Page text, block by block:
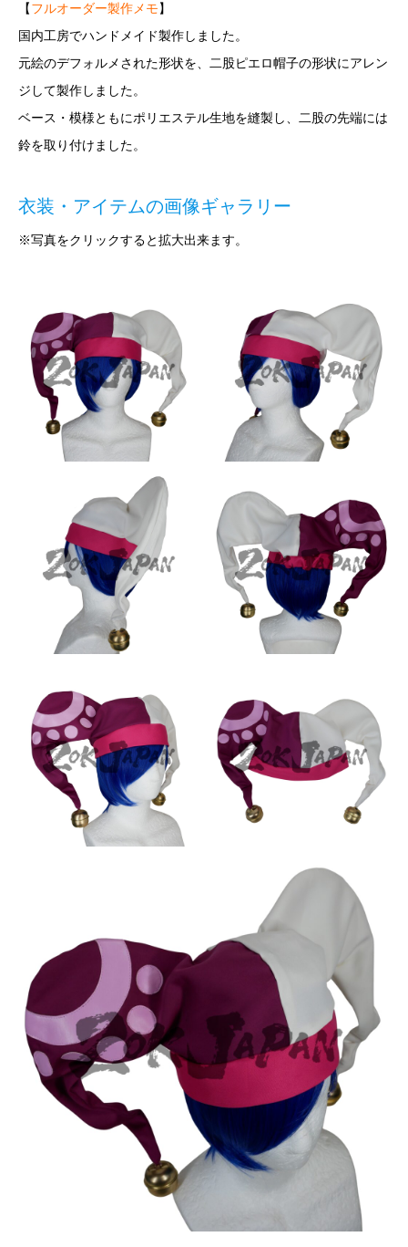
【フルオーダー製作メモ】
国内工房でハンドメイド製作しました。
元絵のデフォルメされた形状を、二股ピエロ帽子の形状にアレン
ジして製作しました。
ベース・模様ともにポリエステル生地を縫製し、二股の先端には
鈴を取り付けました。
衣装・アイテムの画像ギャラリー
※写真をクリックすると拡大出来ます。